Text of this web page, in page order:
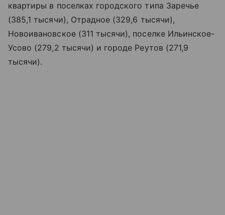
квартиры в поселках городского типа Заречье
(385,1 тысячи), Отрадное (329,6 тысячи),
Новоивановское (311 тысячи), поселке Ильинское-
Усово (279,2 тысячи) и городе Реутов (271,9
тысячи).